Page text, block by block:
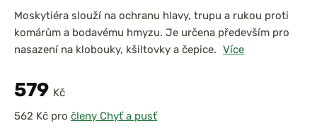
Moskytiéra slouží na ochranu hlavy, trupu a rukou proti
komárům a bodavému hmyzu. Je určena především pro
nasazení na klobouky, kšiltovky a čepice. Více
579 Kč
pro členy Chyť a pusť